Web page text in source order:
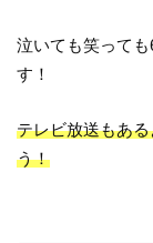
泣いても笑って
す！
テレビ放送もあ
う！